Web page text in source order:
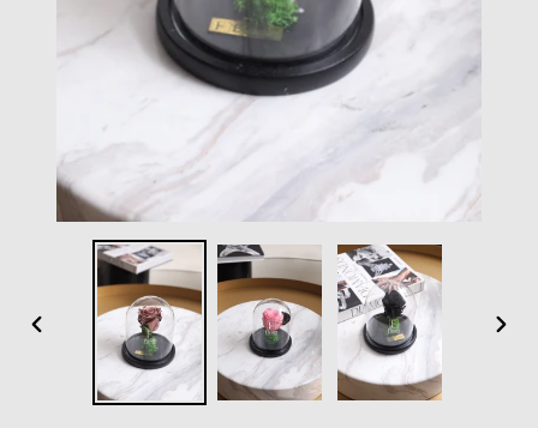
DIAPOSITIVE
PRÉCÉDENTE